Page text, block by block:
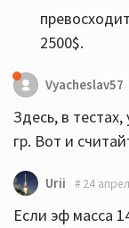
2500$.
Vyacheslav57
Здесь, в
гр. Вот и
Urii 24
Если эф масса